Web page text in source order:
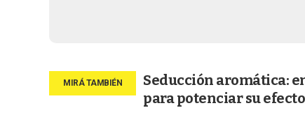
Seducción aromática:
para potenciar su efecto